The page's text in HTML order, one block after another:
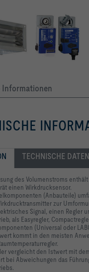
Informationen
TECHNISCHE DATEN
des Volumenstroms enthält
einen Wirkdrucksensor.
(Anbauteile)
zur
Signal, einen Regler
als Easyregler,
(Universal oder
kommt in den meisten
vergleicht den Istwert mit
bei Abweichungen das